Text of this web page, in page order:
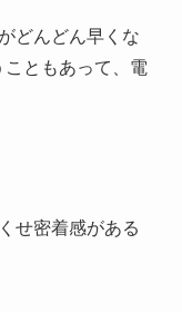
どんどん早くな
ともあって、電
せ密着感がある